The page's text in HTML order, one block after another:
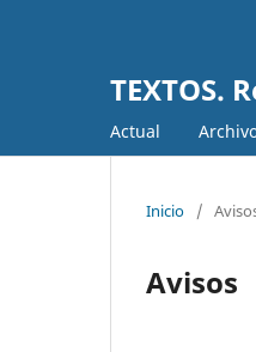
TEXTOS.
Actual
Inicio /
Avisos